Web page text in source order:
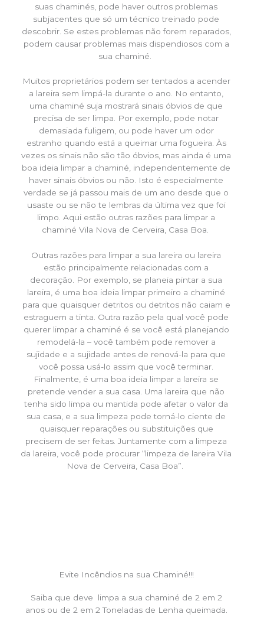
suas chaminés, pode haver outros problemas
subjacentes que só um técnico treinado pode
descobrir. Se estes problemas não forem reparados,
podem causar problemas mais dispendiosos com a
sua chaminé.
Muitos proprietários podem ser tentados a acender
a lareira sem limpá-la durante o ano. No entanto,
uma chaminé suja mostrará sinais óbvios de que
precisa de ser limpa. Por exemplo, pode notar
demasiada fuligem, ou pode haver um odor
estranho quando está a queimar uma fogueira. Às
vezes os sinais não são tão óbvios, mas ainda é uma
boa ideia limpar a chaminé, independentemente de
haver sinais óbvios ou não. Isto é especialmente
verdade se já passou mais de um ano desde que o
usaste ou se não te lembras da última vez que foi
limpo. Aqui estão outras razões para limpar a
chaminé Vila Nova de Cerveira, Casa Boa.
Outras razões para limpar a sua lareira ou lareira
estão principalmente relacionadas com a
decoração. Por exemplo, se planeia pintar a sua
lareira, é uma boa ideia limpar primeiro a chaminé
para que quaisquer detritos ou detritos não caiam e
estraguem a tinta. Outra razão pela qual você pode
querer limpar a chaminé é se você está planejando
remodelá-la – você também pode remover a
sujidade e a sujidade antes de renová-la para que
você possa usá-lo assim que você terminar.
Finalmente, é uma boa ideia limpar a lareira se
pretende vender a sua casa. Uma lareira que não
tenha sido limpa ou mantida pode afetar o valor da
sua casa, e a sua limpeza pode torná-lo ciente de
quaisquer reparações ou substituições que
precisem de ser feitas. Juntamente com a limpeza
da lareira, você pode procurar “limpeza de lareira Vila
Nova de Cerveira, Casa Boa”.
Evite Incêndios na sua Chaminé!!!
Saiba que deve limpa a sua chaminé de 2 em 2
anos ou de 2 em 2 Toneladas de Lenha queimada.